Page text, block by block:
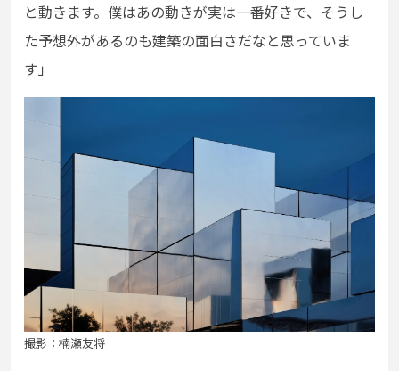
と動きます。僕はあの動きが実は一番好きで、 そうし
た予想外があるのも建築の面白さだなと思っていま
す」
撮影：楠瀬友将